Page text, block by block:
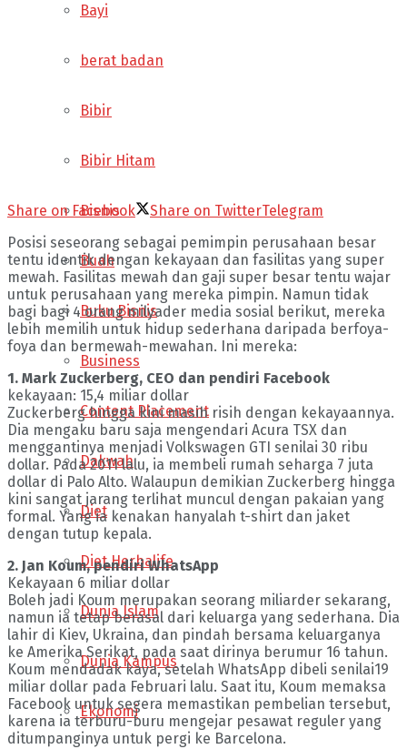
Bayi
berat badan
Bibir
Bibir Hitam
Bisnis
Buah
Buku Bisnis
Business
Content Placement
Dakwah
Diet
Diet Herbalife
Dunia Islam
Dunia Kampus
Ekonomi
Share on Facebook Share on TwitterTelegram
Posisi seseorang sebagai pemimpin perusahaan besar
tentu identik dengan kekayaan dan fasilitas yang super
mewah. Fasilitas mewah dan gaji super besar tentu wajar
untuk perusahaan yang mereka pimpin. Namun tidak
bagi bagi 4 orang milyader media sosial berikut, mereka
lebih memilih untuk hidup sederhana daripada berfoya-
foya dan bermewah-mewahan. Ini mereka:
1. Mark Zuckerberg, CEO dan pendiri Facebook
kekayaan: 15,4 miliar dollar
Zuckerberg hingga kini masih risih dengan kekayaannya.
Dia mengaku baru saja mengendari Acura TSX dan
menggantinya menjadi Volkswagen GTI senilai 30 ribu
dollar. Pada 2011 lalu, ia membeli rumah seharga 7 juta
dollar di Palo Alto. Walaupun demikian Zuckerberg hingga
kini sangat jarang terlihat muncul dengan pakaian yang
formal. Yang ia kenakan hanyalah t-shirt dan jaket
dengan tutup kepala.
2. Jan Koum, pendiri WhatsApp
Kekayaan 6 miliar dollar
Boleh jadi Koum merupakan seorang miliarder sekarang,
namun ia tetap berasal dari keluarga yang sederhana. Dia
lahir di Kiev, Ukraina, dan pindah bersama keluarganya
ke Amerika Serikat, pada saat dirinya berumur 16 tahun.
Koum mendadak kaya, setelah WhatsApp dibeli senilai19
miliar dollar pada Februari lalu. Saat itu, Koum memaksa
Facebook untuk segera memastikan pembelian tersebut,
karena ia terburu-buru mengejar pesawat reguler yang
ditumpanginya untuk pergi ke Barcelona.